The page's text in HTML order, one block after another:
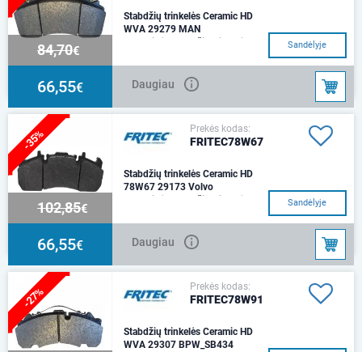
84,70€
Stabdžių trinkelės Ceramic HD
WVA 29279 MAN
Keraminės stabdžių trinkelės
TGAStabdžių sistema: WABCO
MAX 22"
Sandėlyje
66,55€ Daugiau
-35%
102,85€
Prekės kodas:
FRITEC78W67
Stabdžių trinkelės Ceramic HD
78W67 29173 Volvo
Keraminės stabdžių trinkelės
Volo, Reno, FL II
Sandėlyje
66,55€ Daugiau
-27% Prekės kodas:
FRITEC78W91
Stabdžių trinkelės Ceramic HD
WVA 29307 BPW_SB434